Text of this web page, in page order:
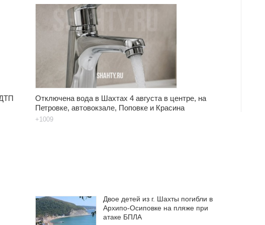
Отключена вода в Шахтах 4 августа в центре, на
Петровке, автовокзале, Поповке и Красина
+1009
Двое детей из г. Шахты погибли в
Архипо-Осиповке на пляже при
атаке БПЛА